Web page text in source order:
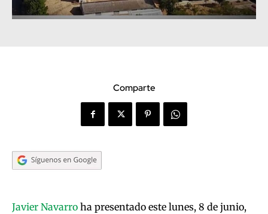
Comparte
Javier Navarro ha presentado este lunes, 8 de junio,